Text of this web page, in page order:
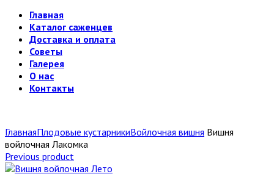
Главная
Каталог саженцев
Доставка и оплата
Советы
Галерея
О нас
Контакты
ГлавнаяПлодовые кустарникиВойлочная вишня Вишня
войлочная Лакомка
Previous product